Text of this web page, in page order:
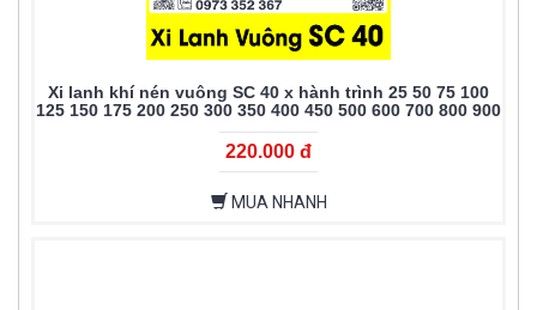
Xi lanh khí nén vuông SC 40 x hành trình 25 50 75 100
125 150 175 200 250 300 350 400 450 500 600 700 800 900
1000
220.000 đ
MUA NHANH